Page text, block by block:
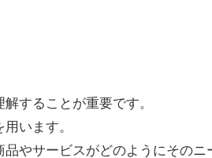
することが重要です。
います。
やサービスがどのようにそのニ